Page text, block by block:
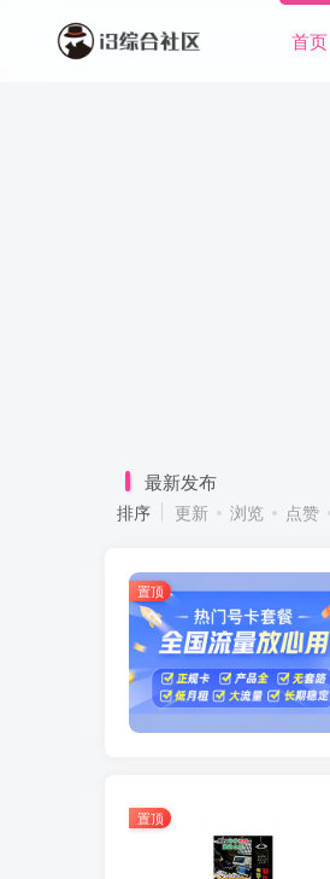
首页
最新发布
排序 更新 浏览 点赞
置顶
置顶